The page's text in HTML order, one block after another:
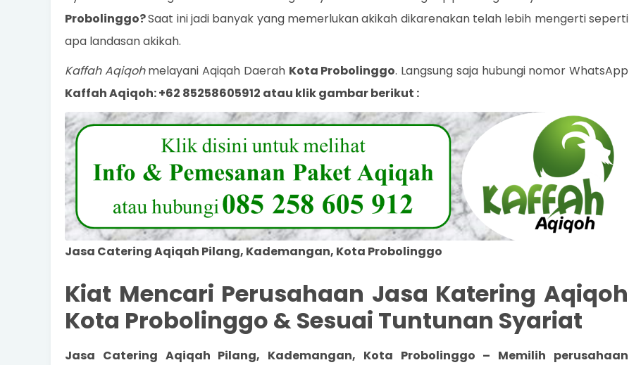
Probolinggo?Saat ini jadi banyak yang memerlukan akikah dikarenakan telah lebih mengerti seperti
apa landasan akikah.
Kaffah Aqiqohmelayani Aqiqah Daerah Kota Probolinggo. Langsung saja hubungi nomor WhatsApp
Kaffah Aqiqoh: +62 85258605912 atau klik gambar berikut :
Jasa Catering Aqiqah Pilang, Kademangan, Kota Probolinggo
Kiat Mencari Perusahaan Jasa Katering Aqiqoh
Kota Probolinggo & Sesuai Tuntunan Syariat
Jasa Catering Aqiqah Pilang, Kademangan, Kota Probolinggo – Memilih perusahaan